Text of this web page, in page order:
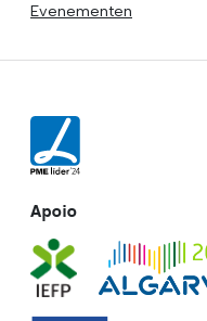
Evenementen
Apoio